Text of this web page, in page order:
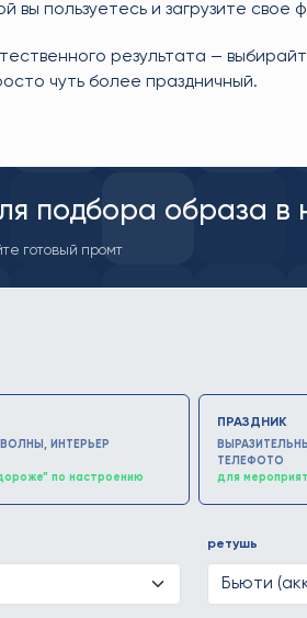
вы пользуетесь и загрузите свое
результата —
чуть более праздничный.
подбора образа в
готовый промт
ВОЛНЫ, ИНТЕРЬЕР
по настроению
ПРАЗДНИК
ТЕЛЕФОТО
для
ретушь